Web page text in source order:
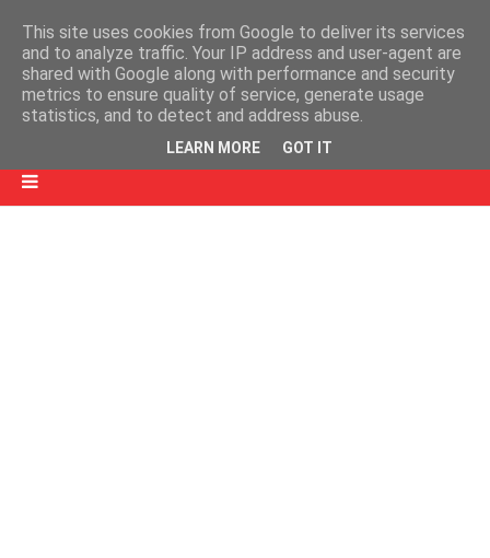
This site uses cookies from Google to deliver its services
and to analyze traffic. Your IP address and user-agent are
shared with Google along with performance and security
metrics to ensure quality of service, generate usage
statistics, and to detect and address abuse.
LEARN MORE GOT IT